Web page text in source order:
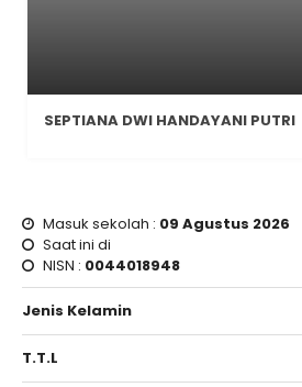
SEPTIANA DWI HANDAYANI PUTRI
Masuk sekolah : 09 Agustus 2026
Saat ini di
NISN : 0044018948
Jenis Kelamin
T.T.L